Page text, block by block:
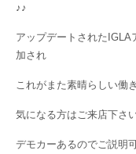
♪♪
アップデートされたIGLA
加され
これがまた素晴らしい働
気になる方はご来店下さい
デモカーあるのでご説明